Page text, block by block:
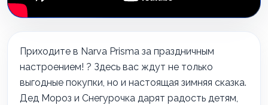
Приходите в Narva Prisma за праздничным
настроением! ? Здесь вас ждут не только
выгодные покупки, но и настоящая зимняя сказка.
Дед Мороз и Снегурочка дарят радость детям,